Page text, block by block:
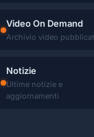
Video On Demand
Archivio video
Notizie
Ultime notizie e
aggiornamenti